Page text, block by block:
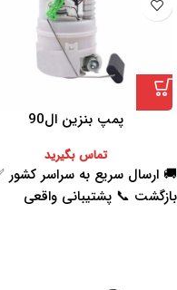
پمپ بنزین ال90
تماس بگیرید
بازگشت 📞 پشتیبانی واقعی